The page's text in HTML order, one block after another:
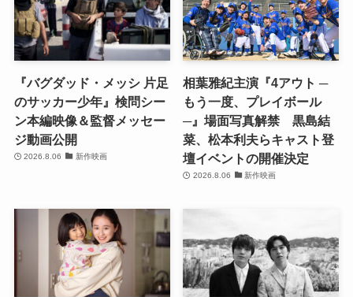
『バグダッド・メッシ 片足
のサッカー少年』検問シー
ン本編映像＆監督メッセー
ジ動画公開
2026.8.06 新作映画
相葉雅紀主演『4アウト ─
もう一度、プレイボール
─』場面写真解禁 黒島結
菜、松本利夫らキャスト登
壇イベントの開催決定
2026.8.06 新作映画